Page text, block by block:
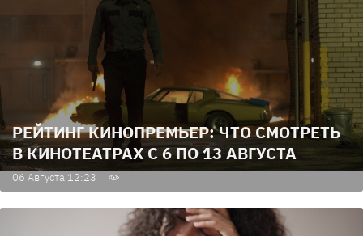
РЕЙТИНГ КИНОПРЕМЬЕР: ЧТО СМОТРЕТЬ
В КИНОТЕАТРАХ С 6 ПО 13 АВГУСТА
06 Августа 12:23